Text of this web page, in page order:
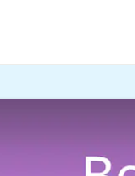
dich im Job